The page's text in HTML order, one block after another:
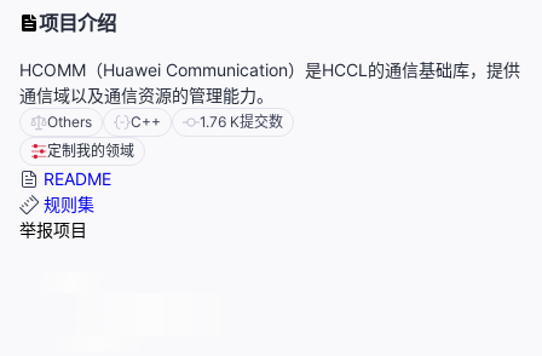
项目介绍
HCOMM（Huawei Communication）是HCCL的通信基础库，提供
通信域以及通信资源的管理能力。
Others C++ 1.76 K提交数
定制我的领域
README
规则集
举报项目